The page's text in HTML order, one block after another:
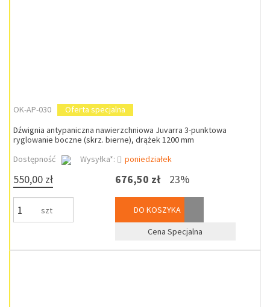
OK-AP-030
Oferta specjalna
Dźwignia antypaniczna nawierzchniowa Juvarra 3-punktowa
ryglowanie boczne (skrz. bierne), drążek 1200 mm
Dostępność
Wysyłka*: poniedziałek
550,00 zł
szt
676,50 zł 23%
DO KOSZYKA
Cena Specjalna